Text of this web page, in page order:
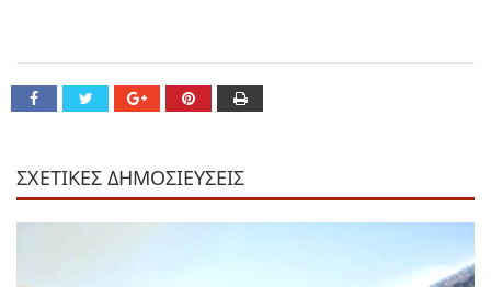
ΣΧΕΤΙΚΕΣ ΔΗΜΟΣΙΕΥΣΕΙΣ